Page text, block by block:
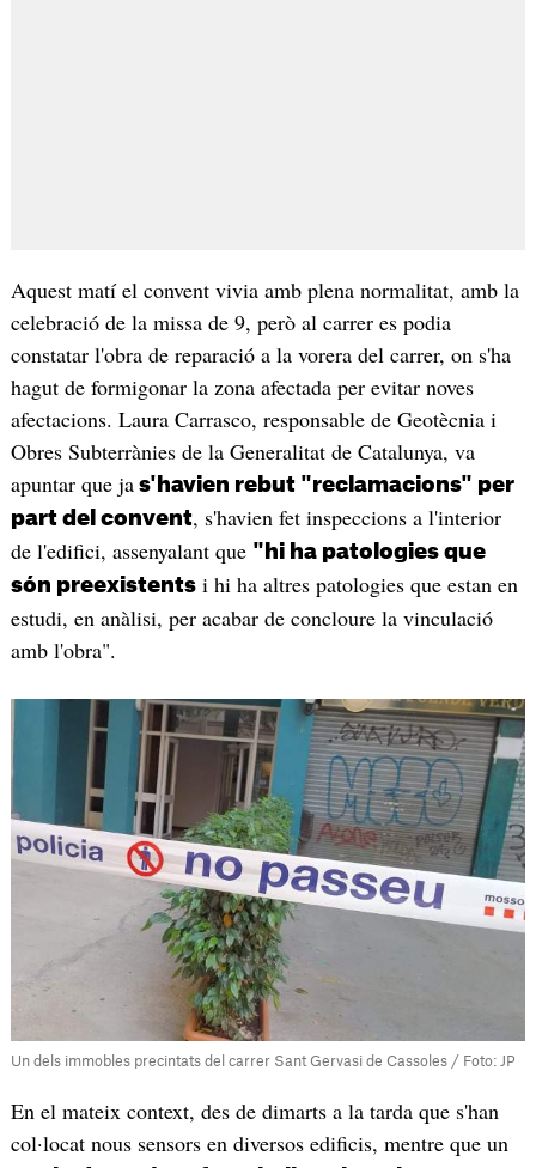
Aquest matí el convent vivia amb plena normalitat, amb la
celebració de la missa de 9, però al carrer es podia
constatar l'obra de reparació a la vorera del carrer, on s'ha
hagut de formigonar la zona afectada per evitar noves
afectacions. Laura Carrasco, responsable de Geotècnia i
Obres Subterrànies de la Generalitat de Catalunya, va
apuntar que jas'havien rebut "reclamacions" per
part del convent, s'havien fet inspeccions a l'interior
de l'edifici, assenyalant que "hi ha patologies que
són preexistentsi hi ha altres patologies que estan en
estudi, en anàlisi, per acabar de concloure la vinculació
amb l'obra".
Un dels immobles precintats del carrer Sant Gervasi de Cassoles / Foto: JP
En el mateix context, des de dimarts a la tarda que s'han
col·locat nous sensors en diversos edificis, mentre que un